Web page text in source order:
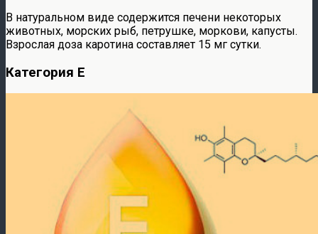
В натуральном виде содержится печени некоторых
животных, морских рыб, петрушке, моркови, капусты.
Взрослая доза каротина составляет 15 мг сутки.
Категория E